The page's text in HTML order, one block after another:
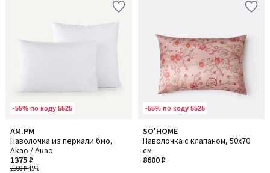
-55% по коду 5525
AM.PM
Наволочка из перкали био,
Akao / Акао
2500 ₽-45%
1375 ₽
-55% по коду 5525
SO'HOME
Наволочка с клапаном, 50х70
см
8600 ₽